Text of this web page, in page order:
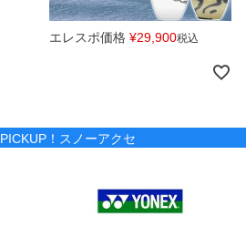
エレスポ価格 ¥29,900税込
PICKUP！スノーアクセ